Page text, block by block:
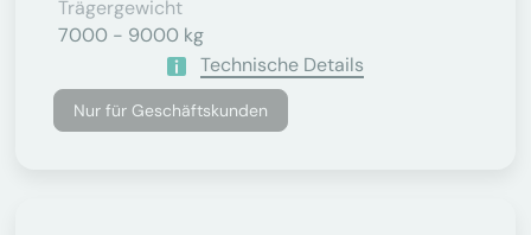
Trägergewicht
7000 - 9000 kg
Technische Details
Nur für Geschäftskunden